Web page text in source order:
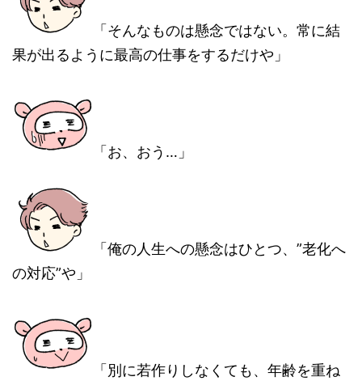
「そんなものは懸念ではない。常に結
果が出るように最高の仕事をするだけや」
「お、おう…」
「俺の人生への懸念はひとつ、”老化へ
の対応”や」
「別に若作りしなくても、年齢を重ね